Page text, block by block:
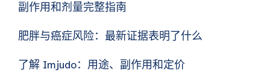
副作用和剂量完整指南
肥胖与癌症风险：最新证据表明了什么
了解 Imjudo：用途、副作用和定价